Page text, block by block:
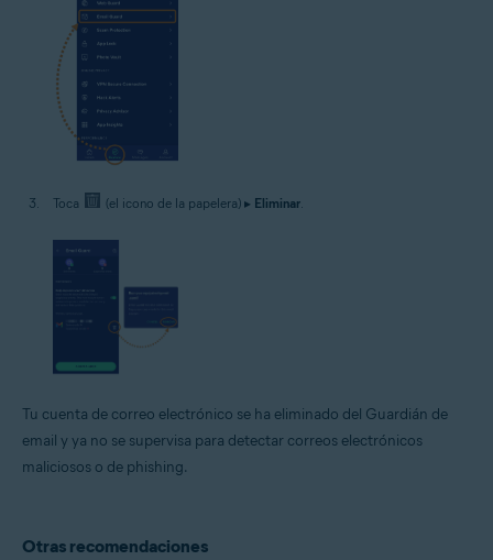
Toca (el icono de la papelera) ▸ Eliminar.
Tu cuenta de correo electrónico se ha eliminado del Guardián de
email y ya no se supervisa para detectar correos electrónicos
maliciosos o de phishing.
Otras recomendaciones